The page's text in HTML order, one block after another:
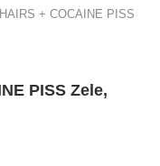
+ COCAINE PISS
PISS Zele,